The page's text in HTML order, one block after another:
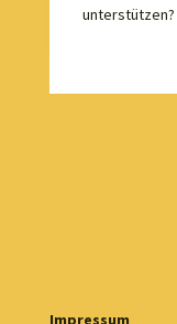
unterstützen?
Impressum